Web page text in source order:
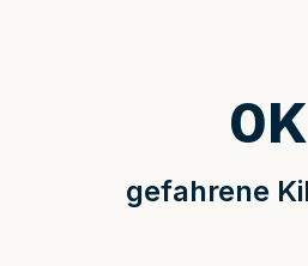
gefahrene
0K